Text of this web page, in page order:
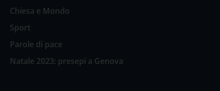
Chiesa e Mondo
Sport
Parole di pace
Natale 2023: presepi a Genova